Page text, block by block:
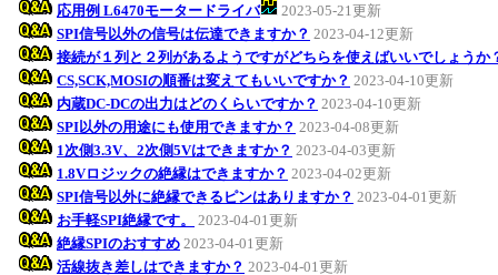
応用例 L6470モータードライバ
2023-05-21更新
SPI信号以外の信号は伝達できますか？ 2023-04-12更新
接続が１列と２列があるようですがどちらを使えばいいでしょうか
CS,SCK,MOSIの順番は変えてもいいですか？ 2023-04-10更新
内蔵DC-DCの出力はどのくらいですか？ 2023-04-10更新
SPI以外の用途にも使用できますか？ 2023-04-08更新
1次側3.3V、2次側5Vはできますか？ 2023-04-03更新
1.8Vロジックの絶縁はできますか？ 2023-04-02更新
SPI信号以外に絶縁できるピンはありますか？ 2023-04-01更新
お手軽SPI絶縁です。
2023-04-01更新
絶縁SPIのおすすめ 2023-04-01更新
活線抜き差しはできますか？ 2023-04-01更新